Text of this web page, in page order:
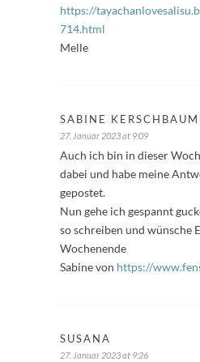
https://
714.html
Melle
SABINE
27. Januar 2023 at 9:09
Auch ich bin in dieser
dabei und habe meine
gepostet.
Nun gehe ich gespannt
so schreiben und wünsche
Wochenende
Sabine von https://
SUSANA
27. Januar 2023 at 9:26